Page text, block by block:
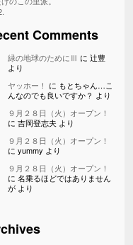
Comments
緑の地球のためにⅢ に 辻豊
より
ヤッホー！ に もとちゃん…こ
んなのでも良いですか？ より
９月２８日（火）オープン！
に 吉岡登志夫 より
９月２８日（火）オープン！
に yummy より
９月２８日（火）オープン！
に 名乗るほどではありません
が より